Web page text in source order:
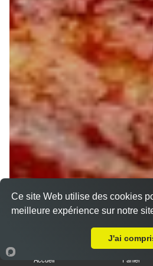
Accueil Panier
Ce site Web utilise des cookies
meilleure expérience sur notre
J'ai